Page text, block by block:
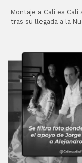
Montaje a Cali es
tras su llegada a la